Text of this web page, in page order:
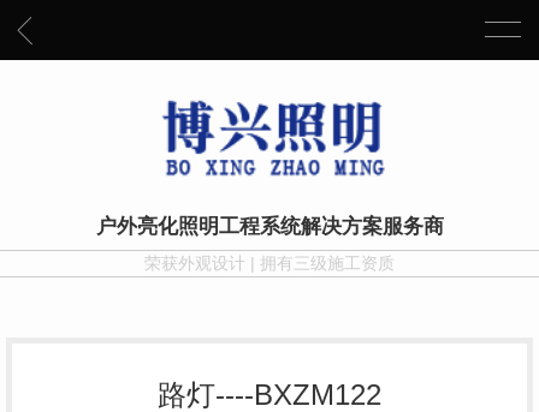
户外亮化照明工程系统解决方案服务商
荣获外观设计 | 拥有三级施工资质
路灯----BXZM122